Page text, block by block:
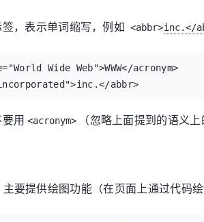
，表示单词缩写，例如 <abbr>inc.</
Wide Web">WWW</acronym>
abbr>
用 <acronym> （忽略上面提到的语义
要提供绘图功能（在页面上通过代码